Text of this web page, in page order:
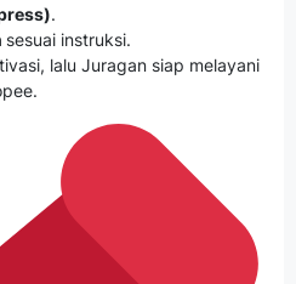
.
sesuai instruksi.
lalu Juragan siap melayani